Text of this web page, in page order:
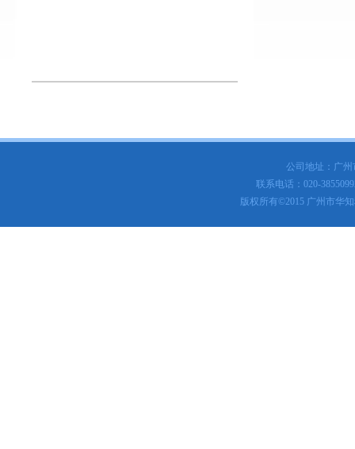
公司地址：广
联系电话：020-
版权所有©2015 广州市华